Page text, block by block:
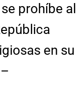
prohíbe al
en su